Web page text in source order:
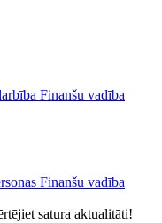
Finanšu vadība
Finanšu vadība
satura aktualitāti!